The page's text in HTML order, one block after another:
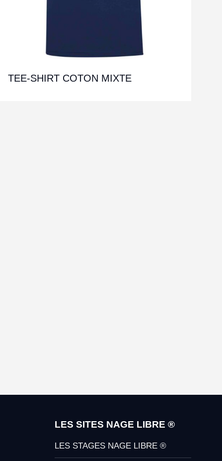
TEE-SHIRT COTON MIXTE
LES SITES NAGE LIBRE ®
LES STAGES NAGE LIBRE ®